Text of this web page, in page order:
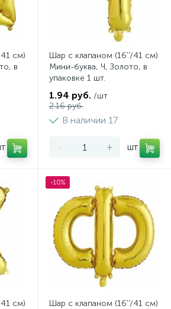
серпантин, глиттер
посуда
и десертов
и носы
см)
в
Шар с клапаном (16''/41 см)
Мини-буква, Ч, Золото, в
упаковке 1 шт.
1.94 руб. /шт
2.16 руб.
В наличии 17
- + шт
см)
-10%
Шар с клапаном (16''/41 см)